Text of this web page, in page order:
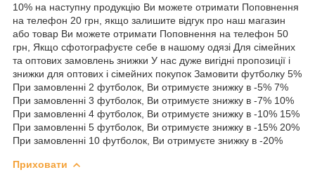
10% на наступну продукцію Ви можете отримати Поповнення
на телефон 20 грн, якщо залишите відгук про наш магазин
або товар Ви можете отримати Поповнення на телефон 50
грн, Якщо сфотографуєте себе в нашому одязі Для сімейних
та оптових замовлень знижки У нас дуже вигідні пропозиції і
знижки для оптових і сімейних покупок Замовити футболку 5%
При замовленні 2 футболок, Ви отримуєте знижку в -5% 7%
При замовленні 3 футболок, Ви отримуєте знижку в -7% 10%
При замовленні 4 футболок, Ви отримуєте знижку в -10% 15%
При замовленні 5 футболок, Ви отримуєте знижку в -15% 20%
При замовленні 10 футболок, Ви отримуєте знижку в -20%
Приховати